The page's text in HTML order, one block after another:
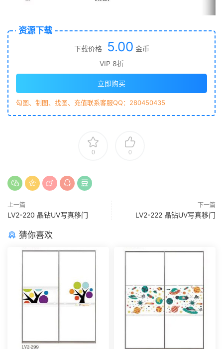
资源下载
下载价格 5.00 金币
VIP 8折
立即购买
勾图、制图、找图、充值联系客服QQ：280450435
0 0
上一篇
LV2-220 晶钻UV写真移门
下一篇
LV2-222 晶钻UV写真移门
猜你喜欢